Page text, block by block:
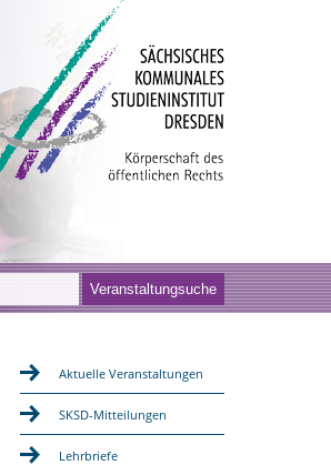
Aktuelle Veranstaltungen
SKSD-Mitteilungen
Lehrbriefe